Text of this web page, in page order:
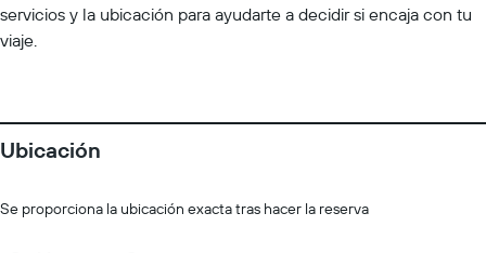
servicios y la ubicación para ayudarte a decidir si encaja con tu
viaje.
Ubicación
Se proporciona la ubicación exacta tras hacer la reserva